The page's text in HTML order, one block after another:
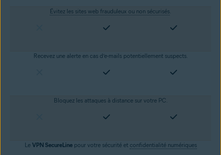
Évitez les sites web frauduleux ou non sécurisés.
Recevez une alerte en cas d’e-mails potentiellement suspects.
Bloquez les attaques à distance sur votre PC.
Le VPN SecureLinepour votre sécurité et confidentialité numériques